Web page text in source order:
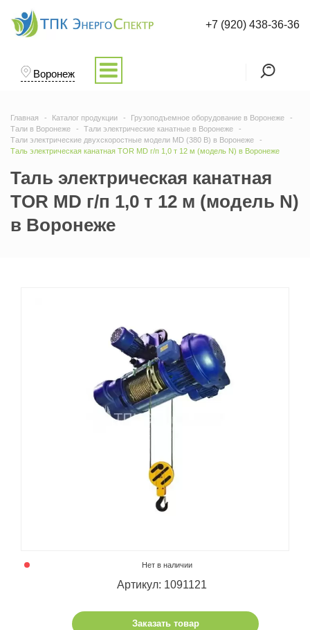
Воронеж
+7 (920) 438-36-36
Главная Каталог продукции
Грузоподъемное оборудование в Воронеже
Тали в Воронеже
Тали электрические канатные в Воронеже
Тали электрические двухскоростные модели MD (380 В) в Воронеже
Таль электрическая канатная TOR MD г/п 1,0 т 12 м (модель N) в Воронеже
Таль электрическая канатная
TOR MD г/п 1,0 т 12 м (модель N)
в Воронеже
Нет в наличии
Артикул: 1091121
Заказать товар